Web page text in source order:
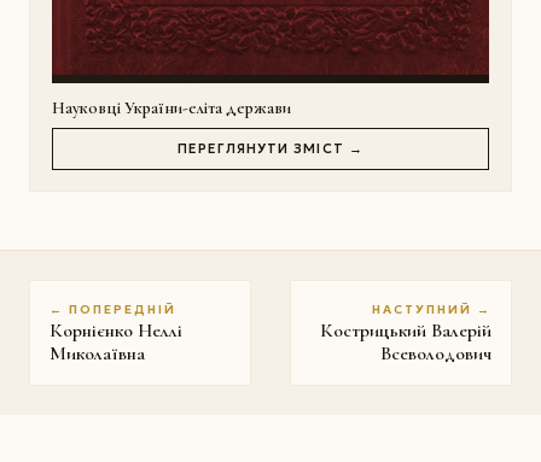
Науковці України-еліта держави
ПЕРЕГЛЯНУТИ ЗМІСТ →
← ПОПЕРЕДНІЙ
Корнієнко Неллі
Миколаївна
НАСТУПНИЙ →
Кострицький Валерій
Всеволодович